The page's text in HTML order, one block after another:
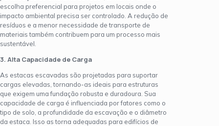
escolha preferencial para projetos em locais onde o
impacto ambiental precisa ser controlado. A redução de
resíduos e a menor necessidade de transporte de
materiais também contribuem para um processo mais
sustentável.
3. Alta Capacidade de Carga
As estacas escavadas são projetadas para suportar
cargas elevadas, tornando-as ideais para estruturas
que exigem uma fundação robusta e duradoura. Sua
capacidade de carga é influenciada por fatores como o
tipo de solo, a profundidade da escavação e o diâmetro
da estaca. Isso as torna adequadas para edifícios de